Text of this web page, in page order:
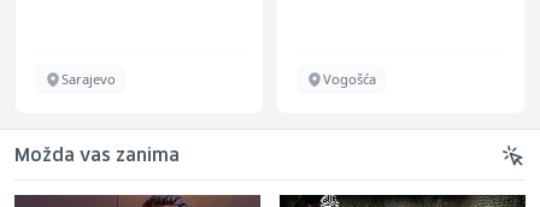
Sarajevo Vogošća
Možda vas zanima